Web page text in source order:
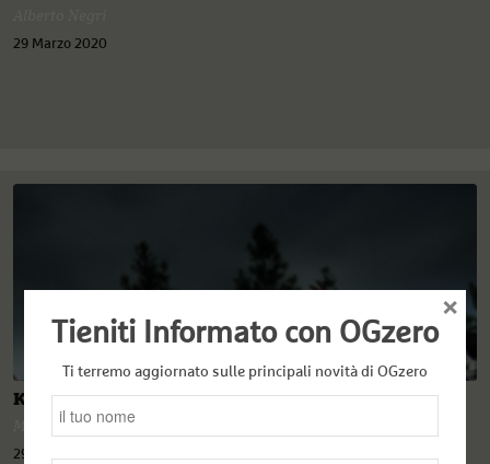
29 Marzo 2020
Kobane calling
Murat Cinar
29 Marzo 2020
Tieniti Informato con OGzero
Ti terremo aggiornato sulle principali novità di OGzero
×